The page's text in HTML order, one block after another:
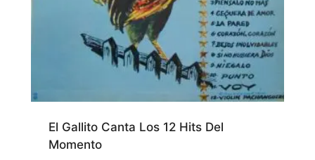
El Gallito Canta Los 12 Hits Del
Momento